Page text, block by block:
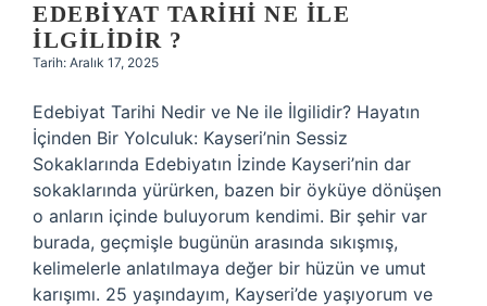
EDEBIYAT TARIHI NE ILE
ILGILIDIR ?
Tarih: Aralık 17, 2025
Edebiyat Tarihi Nedir ve Ne ile İlgilidir? Hayatın
İçinden Bir Yolculuk: Kayseri’nin Sessiz
Sokaklarında Edebiyatın İzinde Kayseri’nin dar
sokaklarında yürürken, bazen bir öyküye dönüşen
o anların içinde buluyorum kendimi. Bir şehir var
burada, geçmişle bugünün arasında sıkışmış,
kelimelerle anlatılmaya değer bir hüzün ve umut
karışımı. 25 yaşındayım, Kayseri’de yaşıyorum ve